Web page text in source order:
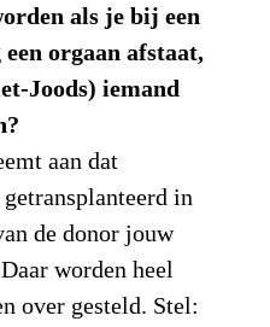
als je bij een
orgaan afstaat,
Joods) iemand
aan dat
in
de donor jouw
worden heel
over gesteld. Stel: